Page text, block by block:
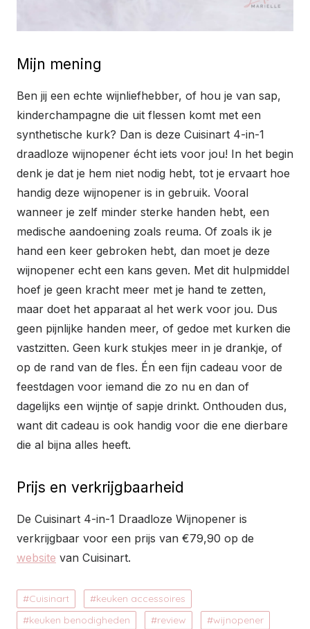
Mijn mening
Ben jij een echte wijnliefhebber, of hou je van sap,
kinderchampagne die uit flessen komt met een
synthetische kurk? Dan is deze Cuisinart 4-in-1
draadloze wijnopener écht iets voor jou! In het begin
denk je dat je hem niet nodig hebt, tot je ervaart hoe
handig deze wijnopener is in gebruik. Vooral
wanneer je zelf minder sterke handen hebt, een
medische aandoening zoals reuma. Of zoals ik je
hand een keer gebroken hebt, dan moet je deze
wijnopener echt een kans geven. Met dit hulpmiddel
hoef je geen kracht meer met je hand te zetten,
maar doet het apparaat al het werk voor jou. Dus
geen pijnlijke handen meer, of gedoe met kurken die
vastzitten. Geen kurk stukjes meer in je drankje, of
op de rand van de fles. Én een fijn cadeau voor de
feestdagen voor iemand die zo nu en dan of
dagelijks een wijntje of sapje drinkt. Onthouden dus,
want dit cadeau is ook handig voor die ene dierbare
die al bijna alles heeft.
Prijs en verkrijgbaarheid
De Cuisinart 4-in-1 Draadloze Wijnopener is
verkrijgbaar voor een prijs van €79,90 op de
website van Cuisinart.
Cuisinart
keuken accessoires
keuken benodigheden
review wijnopener